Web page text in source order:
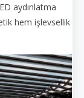
aydınlatma
hem işlevsellik